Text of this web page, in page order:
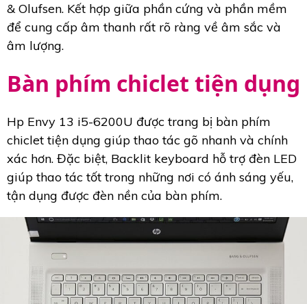
& Olufsen. Kết hợp giữa phần cứng và phần mềm
để cung cấp âm thanh rất rõ ràng về âm sắc và
âm lượng.
Bàn phím chiclet tiện dụng
Hp Envy 13 i5-6200U được trang bị bàn phím
chiclet tiện dụng giúp thao tác gõ nhanh và chính
xác hơn. Đặc biệt, Backlit keyboard hỗ trợ đèn LED
giúp thao tác tốt trong những nơi có ánh sáng yếu,
tận dụng được đèn nền của bàn phím.